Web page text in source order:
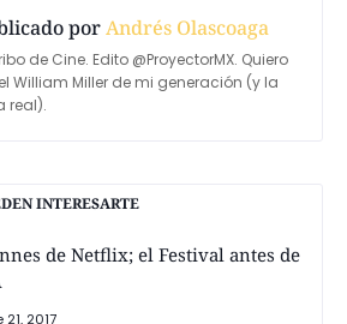
porAndrés Olascoaga
de Cine. Edito @ProyectorMX. Quiero
William Miller de mi generación (y la
real).
INTERESARTE
de Netflix; el Festival antes de
21, 2017